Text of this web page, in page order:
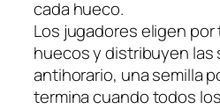
cada hueco.
Los jugadores eligen
huecos y distribuyen las
antihorario, una semilla
termina cuando todos